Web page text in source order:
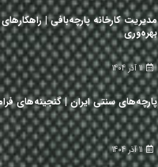
مدیریت کارخانه پارچه‌بافی |
بهره‌وری
11 آذر 1404
پارچه‌های سنتی ایران | گنجینه‌های
11 آذر 1404